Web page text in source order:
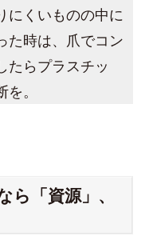
にくいものの中に
た時は、爪でコン
たらプラスチッ
。
ら「資源」、